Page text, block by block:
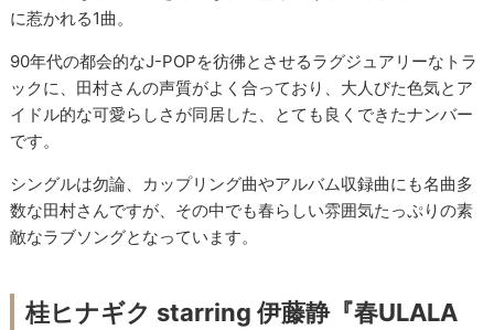
に惹かれる1曲。
90年代の都会的なJ-POPを彷彿とさせるラグジュアリーなトラ
ックに、田村さんの声質がよく合っており、大人びた色気とア
イドル的な可愛らしさが同居した、とても良くできたナンバー
です。
シングルは勿論、カップリング曲やアルバム収録曲にも名曲多
数な田村さんですが、その中でも春らしい雰囲気たっぷりの素
敵なラブソングとなっています。
桂ヒナギク starring 伊藤静『春ULALA